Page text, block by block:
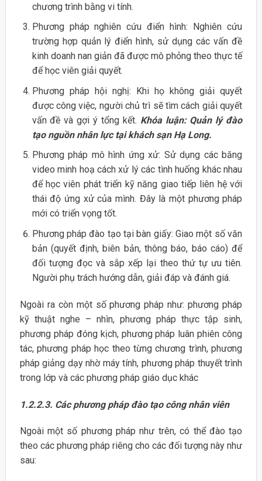
chương trình bằng vi tính.
Phương pháp nghiên cứu điển hình: Nghiên cứu
trường hợp quản lý điển hình, sử dụng các vấn đề
kinh doanh nan giản đã được mô phỏng theo thực tế
để học viên giải quyết.
Phương pháp hội nghị: Khi họ không giải quyết
được công việc, người chủ trì sẽ tìm cách giải quyết
vấn đề và gợi ý tổng kết. Khóa luận: Quản lý đào
tạo nguồn nhân lực tại khách sạn Hạ Long.
Phương pháp mô hình ứng xử: Sử dụng các băng
video minh hoạ cách xử lý các tình huống khác nhau
để học viên phát triển kỹ năng giao tiếp liên hệ với
thái độ ứng xử của mình. Đây là một phương pháp
mới có triển vọng tốt.
Phương pháp đào tạo tại bàn giấy: Giao một số văn
bản (quyết định, biên bản, thông báo, báo cáo) để
đối tượng đọc và sắp xếp lại theo thứ tự ưu tiên.
Người phụ trách hướng dẫn, giải đáp và đánh giá.
Ngoài ra còn một số phương pháp như: phương pháp
kỹ thuật nghe – nhìn, phương pháp thực tập sinh,
phương pháp đóng kịch, phương pháp luân phiên công
tác, phương pháp học theo từng chương trình, phương
pháp giảng dạy nhờ máy tính, phương pháp thuyết trình
trong lớp và các phương pháp giáo dục khác
1.2.2.3. Các phương pháp đào tạo công nhân viên
Ngoài một số phương pháp như trên, có thể đào tạo
theo các phương pháp riêng cho các đối tượng này như
sau: